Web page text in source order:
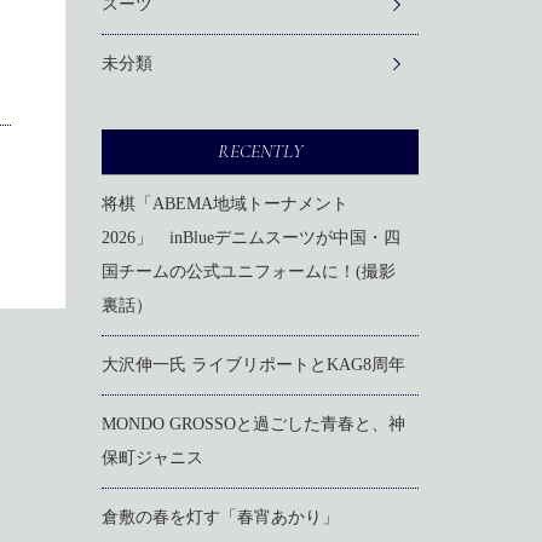
スーツ
未分類
RECENTLY
将棋「ABEMA地域トーナメント
2026」 inBlueデニムスーツが中国・四
国チームの公式ユニフォームに！(撮影
裏話）
大沢伸一氏 ライブリポートとKAG8周年
MONDO GROSSOと過ごした青春と、神
保町ジャニス
倉敷の春を灯す「春宵あかり」